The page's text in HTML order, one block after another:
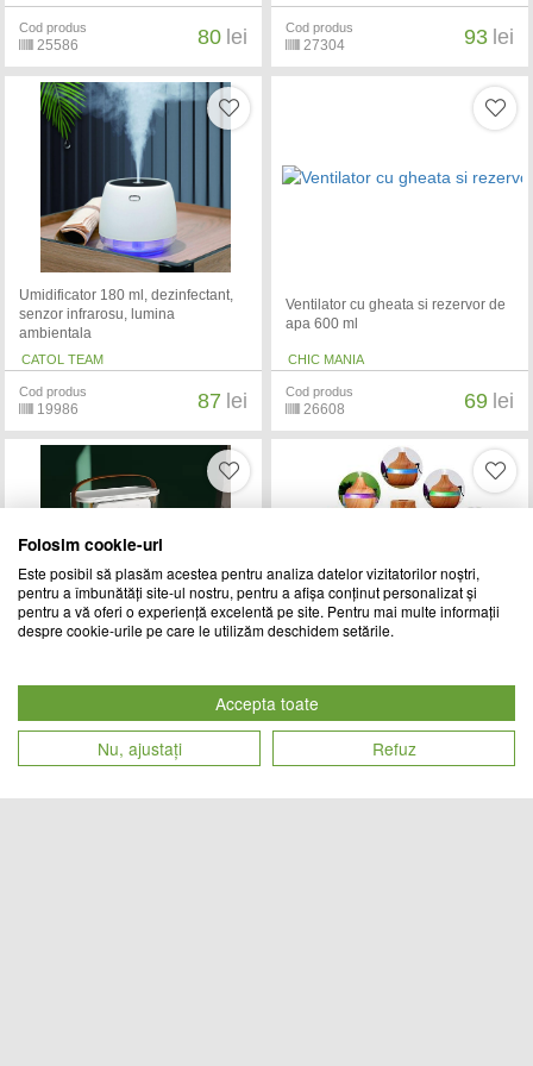
Cod produs
25586 80 lei Cod produs
27304 93 lei
Umidificator 180 ml, dezinfectant,
senzor infrarosu, lumina
ambientala
CATOL TEAM
Cod produs
19986 87 lei
Ventilator cu gheata si rezervor de
apa 600 ml
CHIC MANIA
Cod produs
26608 69 lei
gheata, 600 ml
A3 SMART
75 lei
ambientale, capacitate 300 ml
CHIC MANIA
59 lei
Folosim cookie-uri
Este posibil să plasăm acestea pentru analiza datelor vizitatorilor noștri,
pentru a îmbunătăți site-ul nostru, pentru a afișa conținut personalizat și
pentru a vă oferi o experiență excelentă pe site. Pentru mai multe informații
despre cookie-urile pe care le utilizăm deschidem setările.
Accepta toate
Nu, ajustați
Refuz